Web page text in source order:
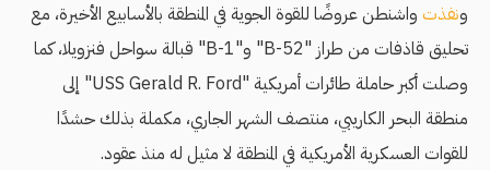
ونفذت واشنطن عروضًا للقوة الجوية في المنطقة بالأسابيع الأخيرة، مع
تحليق قاذفات من طراز "B-52" و"B-1" قبالة سواحل فنزويلا، كما
وصلت أكبر حاملة طائرات أمريكية "USS Gerald R. Ford" إلى
منطقة البحر الكاريبي، منتصف الشهر الجاري، مكملة بذلك حشدًا
للقوات العسكرية الأمريكية في المنطقة لا مثيل له منذ عقود.